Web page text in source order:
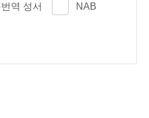
역 성서 NAB